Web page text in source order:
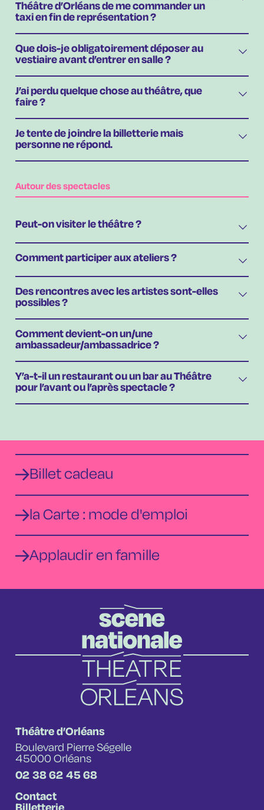
Théâtre d’Orléans de me commander un
taxi en fin de représentation ?
Que dois-je obligatoirement déposer au
vestiaire avant d’entrer en salle ?
J’ai perdu quelque chose au théâtre, que
faire ?
Je tente de joindre la billetterie mais
personne ne répond.
Autour des spectacles
Peut-on visiter le théâtre ?
Comment participer aux ateliers ?
Des rencontres avec les artistes sont-elles
possibles ?
Comment devient-on un/une
ambassadeur/ambassadrice ?
Y’a-t-il un restaurant ou un bar au Théâtre
pour l’avant ou l’après spectacle ?
Billet cadeau
la Carte : mode d'emploi
Applaudir en famille
Théâtre d’Orléans
Boulevard Pierre Ségelle
45000 Orléans
02 38 62 45 68
Contact